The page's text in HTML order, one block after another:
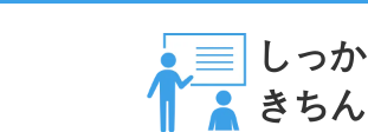
しっ
きち